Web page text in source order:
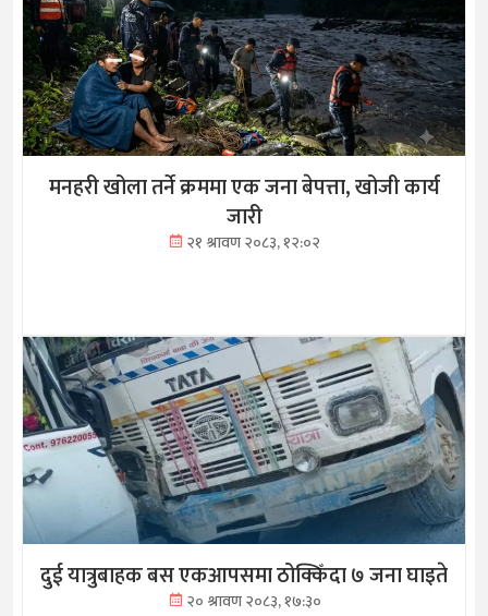
मनहरी खोला तर्ने क्रममा एक जना बेपत्ता, खोजी कार्य
जारी
२१ श्रावण २०८३, १२:०२
दुई यात्रुबाहक बस एकआपसमा ठोक्किँदा ७ जना घाइते
२० श्रावण २०८३, १७:३०